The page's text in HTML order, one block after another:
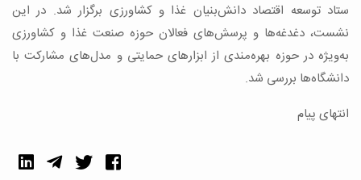
ستاد توسعه اقتصاد دانش‌بنیان غذا و کشاورزی برگزار شد. در این
نشست، دغدغه‌ها و پرسش‌های فعالان حوزه صنعت غذا و کشاورزی
به‌ویژه در حوزه بهره‌مندی از ابزارهای حمایتی و مدل‌های مشارکت با
دانشگاه‌ها بررسی شد.
انتهای پیام